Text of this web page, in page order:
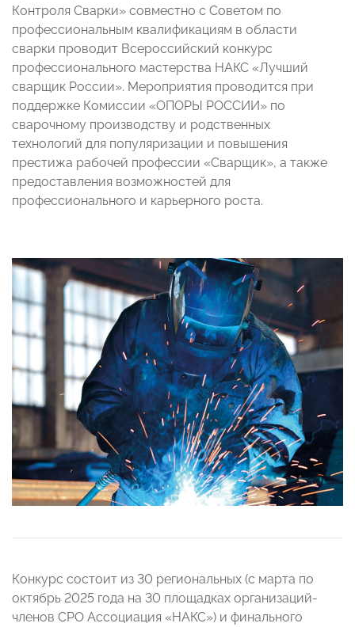
Контроля Сварки» совместно с Советом по
профессиональным квалификациям в области
сварки проводит Всероссийский конкурс
профессионального мастерства НАКС «Лучший
сварщик России». Мероприятия проводится при
поддержке Комиссии «ОПОРЫ РОССИИ» по
сварочному производству и родственных
технологий для популяризации и повышения
престижа рабочей профессии «Сварщик», а также
предоставления возможностей для
профессионального и карьерного роста.
Конкурс состоит из 30 региональных (с марта по
октябрь 2025 года на 30 площадках организаций-
членов СРО Ассоциация «НАКС») и финального